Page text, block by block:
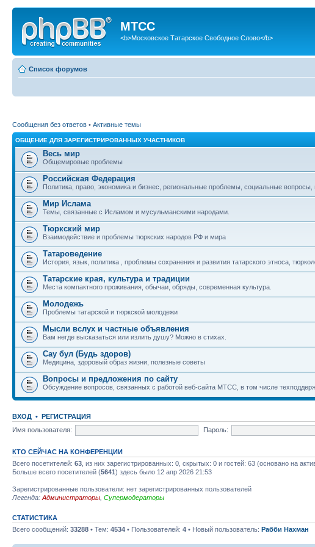
МТСС
<b>Московское Татарское Свободное Слово</b>
Список форумов
Сообщения без ответов • Активные темы
ОБЩЕНИЕ ДЛЯ ЗАРЕГИСТРИРОВАННЫХ УЧАСТНИКОВ
Весь мир
Общемировые проблемы
Российская Федерация
Политика, право, экономика и бизнес, региональные проблемы, социальные вопросы,
Мир Ислама
Темы, связанные с Исламом и мусульманскими народами.
Тюркский мир
Взаимодействие и проблемы тюркских народов РФ и мира
Татароведение
История, язык, политика , проблемы сохранения и развития татарского этноса,
Татарские края, культура и традиции
Места компактного проживания, обычаи, обряды, современная культура.
Молодежь
Проблемы татарской и тюркской молодежи
Мысли вслух и частные объявления
Вам негде высказаться или излить душу? Можно в стихах.
Сау бул (Будь здоров)
Медицина, здоровый образ жизни, полезные советы
Вопросы и предложения по сайту
Обсуждение вопросов, связанных с работой веб-сайта МТСС, в том числе
ВХОД • РЕГИСТРАЦИЯ
Имя пользователя:
Пароль:
КТО СЕЙЧАС НА КОНФЕРЕНЦИИ
Всего посетителей: 63 , из них зарегистрированных: 0, скрытых: 0 и гостей: 63 (основано на
Больше всего посетителей (5641) здесь было 12 апр 2026 21:53
Зарегистрированные пользователи: нет зарегистрированных пользователей
Легенда: Администраторы Супермодераторы
СТАТИСТИКА
Всего сообщений: 33288 • Тем: 4534 • Пользователей: 4 • Новый пользователь: Рабби Нахман